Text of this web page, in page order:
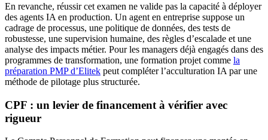
En revanche, réussir cet examen ne valide pas la capacité à déployer
des agents IA en production. Un agent en entreprise suppose un
cadrage de processus, une politique de données, des tests de
robustesse, une supervision humaine, des règles d’escalade et une
analyse des impacts métier. Pour les managers déjà engagés dans des
programmes de transformation, une formation projet comme la
préparation PMP d’Elitek peut compléter l’acculturation IA par une
méthode de pilotage plus structurée.
CPF : un levier de financement à vérifier avec
rigueur